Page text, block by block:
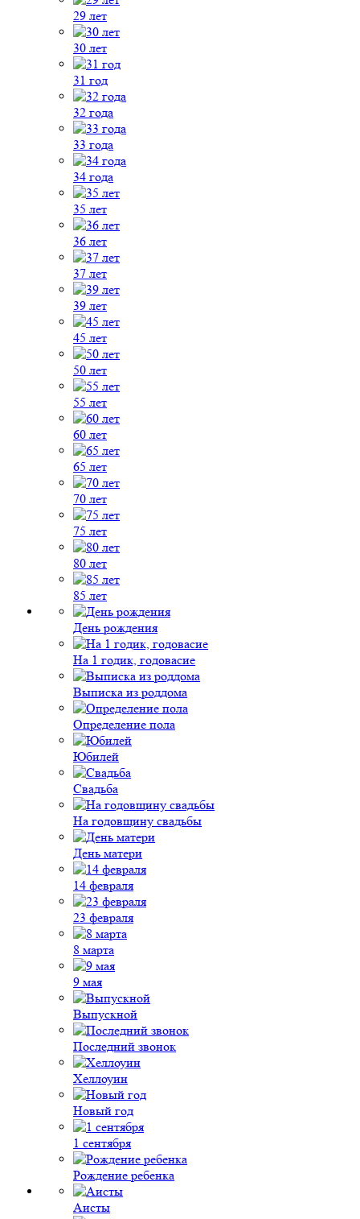
29 лет
30 лет
31 год
32 года
33 года
34 года
35 лет
36 лет
37 лет
39 лет
45 лет
50 лет
55 лет
60 лет
65 лет
70 лет
75 лет
80 лет
85 лет
День рождения
На 1 годик, годовасие
Выписка из роддома
Определение пола
Юбилей
Свадьба
На годовщину свадьбы
День матери
14 февраля
23 февраля
8 марта
9 мая
Выпускной
Последний звонок
Хеллоуин
Новый год
1 сентября
Рождение ребенка
Аисты